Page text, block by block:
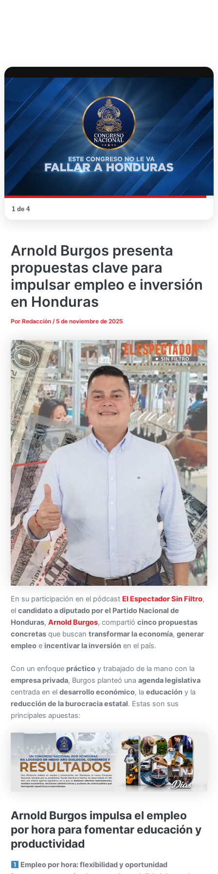
1 de 4
Arnold Burgos presenta
propuestas clave para
impulsar empleo e inversión
en Honduras
Por Redacción/ 5 de noviembre de 2025
En su participación en el pódcast El Espectador Sin Filtro,
elcandidato a diputado por el Partido Nacional de
Honduras,Arnold Burgos, compartiócinco propuestas
concretas que buscantransformar la economía,generar
empleo e incentivar la inversión en el país.
Con un enfoque práctico y trabajado de la mano con la
empresa privada, Burgos planteó unaagenda legislativa
centrada en eldesarrollo económico, laeducación y la
reducción de la burocracia estatal. Estas son sus
principales apuestas:
Arnold Burgos impulsa el empleo
por hora para fomentar educación y
productividad
Empleo por hora: flexibilidad y oportunidad